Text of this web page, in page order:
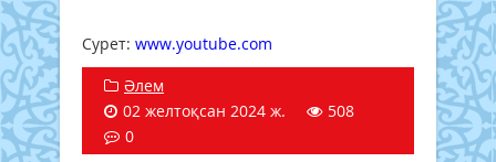
Сурет: ​ www.youtube.com
Әлем
02 желтоқсан 2024 ж.
508
0